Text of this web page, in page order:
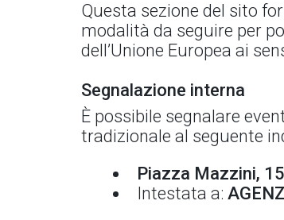
Questa sezione del sito
modalità da seguire per
dell’Unione Europea ai
Segnalazione interna
È possibile segnalare
tradizionale al seguente
Piazza Mazzini,
Intestata a: